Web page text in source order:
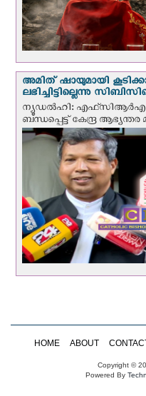
അമിത് ഷായുമായി
ലഭിച്ചിട്ടില്ലെന്നു
ന്യൂഡല്‍ഹി: എഫ്‌സിആര്‍എ
ബന്ധപ്പെട്ട് കേന്ദ്ര ആഭ്യന്തര
HOME ABOUT
Copyright ©
Powered By